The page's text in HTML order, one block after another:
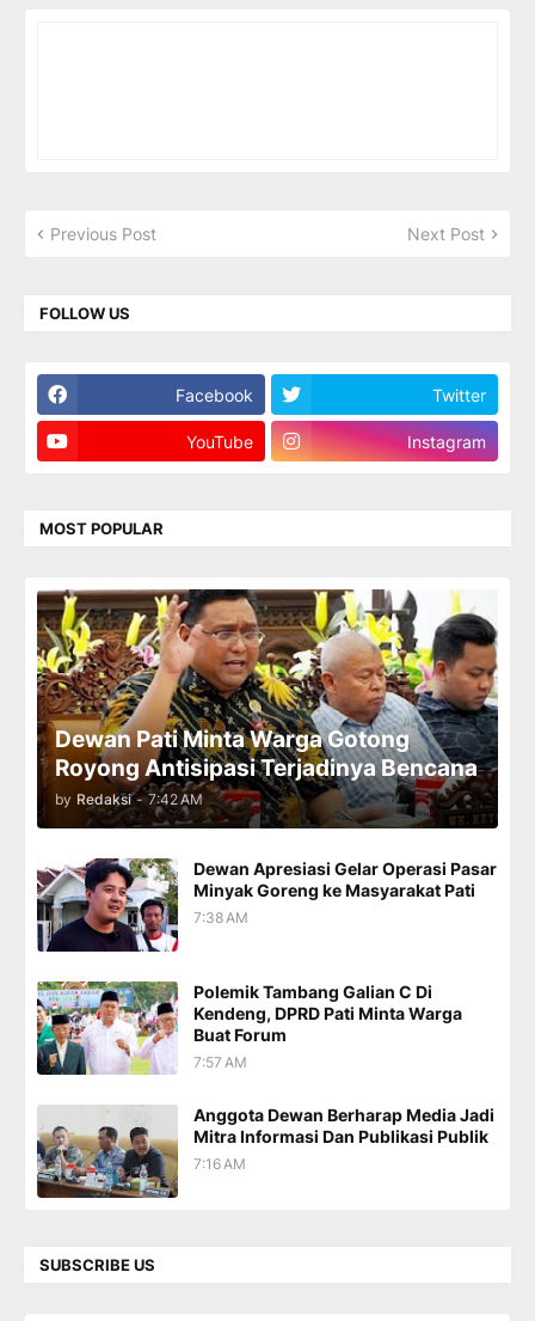
Previous Post Next Post
FOLLOW US
Facebook Twitter
YouTube Instagram
MOST POPULAR
Dewan Pati Minta Warga Gotong
Royong Antisipasi Terjadinya Bencana
by Redaksi - 7:42 AM
Dewan Apresiasi Gelar Operasi Pasar
Minyak Goreng ke Masyarakat Pati
7:38 AM
Polemik Tambang Galian C Di
Kendeng, DPRD Pati Minta Warga
Buat Forum
7:57 AM
Anggota Dewan Berharap Media Jadi
Mitra Informasi Dan Publikasi Publik
7:16 AM
SUBSCRIBE US